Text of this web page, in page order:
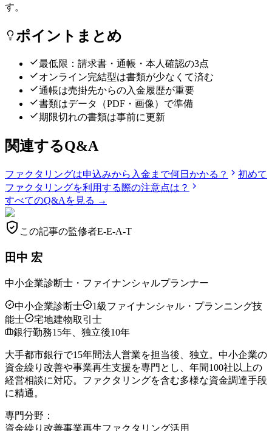
す。
ポイントまとめ
最低限：請求書・通帳・本人確認の3点
オンライン完結型は書類が少なくて済む
通帳は売掛先からの入金履歴が重要
書類はデータ（PDF・画像）で準備
期限切れの書類は事前に更新
関連するQ&A
ファクタリングは申込みから入金まで何日かかる？
初めて
ファクタリングを利用する際の注意点は？
すべてのQ&Aを見る →
この記事の監修者E-E-A-T
田中 宏
中小企業診断士・ファイナンシャルプランナー
中小企業診断士
1級ファイナンシャル・プランニング技
能士
宅地建物取引士
銀行勤務15年、独立後10年
大手都市銀行で15年間法人営業を担当後、独立。中小企業の
資金繰り改善や事業再生支援を専門とし、年間100社以上の
経営相談に対応。ファクタリングを含む多様な資金調達手段
に精通。
専門分野：
資金繰り改善事業再生ファクタリング活用